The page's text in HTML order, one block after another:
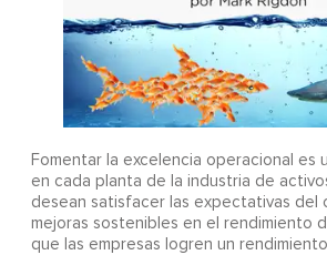
Fomentar la excelencia operacional es
en cada planta de la industria de
desean satisfacer las expectativas del
mejoras sostenibles en el rendimiento
que las empresas logren un